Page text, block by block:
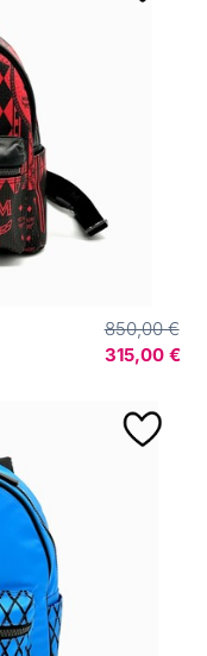
850,00 €
315,00 €